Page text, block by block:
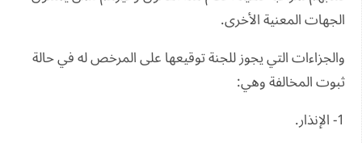
الجهات المعنية الأخرى.
والجزاءات التي يجوز للجنة توقيعها على المرخص له في حالة
ثبوت المخالفة وهي:
1- الإنذار.